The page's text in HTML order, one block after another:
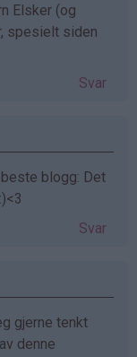
Elsker (og
spesielt siden
Svar
blogg: Det
Svar
gjerne tenkt
denne